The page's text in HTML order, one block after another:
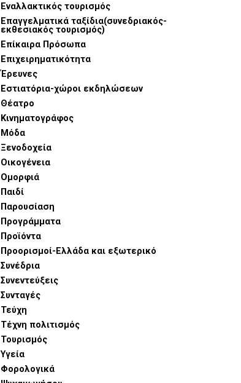
Εναλλακτικός τουρισμός
Επαγγελματικά ταξίδια(συνεδριακός-
εκθεσιακός τουρισμός)
Επίκαιρα Πρόσωπα
Επιχειρηματικότητα
Έρευνες
Εστιατόρια-χώροι εκδηλώσεων
Θέατρο
Κινηματογράφος
Μόδα
Ξενοδοχεία
Οικογένεια
Ομορφιά
Παιδί
Παρουσίαση
Προγράμματα
Προϊόντα
Προορισμοί-Ελλάδα και εξωτερικό
Συνέδρια
Συνεντεύξεις
Συνταγές
Τεύχη
Τέχνη πολιτισμός
Τουρισμός
Υγεία
Φορολογικά